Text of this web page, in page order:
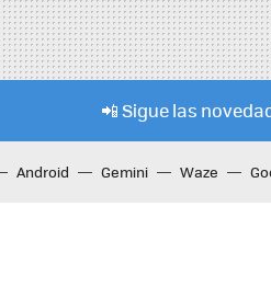
📲 Sigue las
Android Gemini Waze